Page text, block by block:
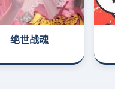
绝世战魂